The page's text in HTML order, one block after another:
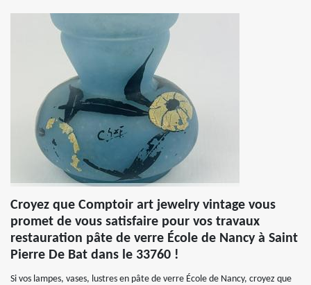
Croyez que Comptoir art jewelry vintage vous
promet de vous satisfaire pour vos travaux
restauration pâte de verre École de Nancy à Saint
Pierre De Bat dans le 33760 !
Si vos lampes, vases, lustres en pâte de verre École de Nancy, croyez que